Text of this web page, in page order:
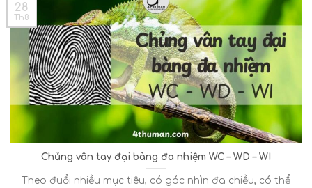
Chủng vân tay đại bàng đa nhiệm WC – WD – WI
Theo đuổi nhiều mục tiêu, có góc nhìn đa chiều, có thể
28
Th8